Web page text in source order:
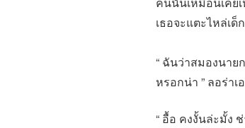
เธอจะแตะไหล่เ
“ ฉันว่าสมองนาย
หรอกน่า ” ลอร่า
“ อื้อ คงงั้นล่ะมั้ง